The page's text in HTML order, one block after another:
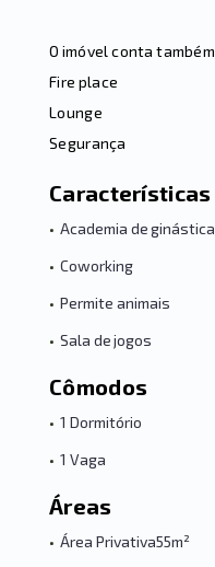
O imóvel conta
Fire place
Lounge
Segurança
Características
• Academia de ginástica
• Coworking
• Permite animais
• Sala de jogos
Cômodos
• 1 Dormitório
• 1 Vaga
Áreas
• Área Privativa55m²